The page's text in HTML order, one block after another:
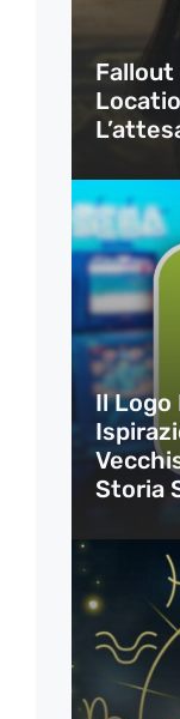
Fallout
Il Logo
Storia